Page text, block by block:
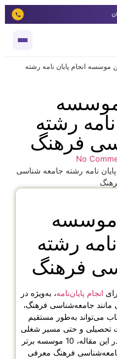
موسسه انجام پایان نامه رشته
موسسه
نامه رشته
فرهنگ
No
موسسه
رشته
فرهنگ
انجام پایان‌نامه، به‌ویژه در
مانند جامعه‌شناسی فرهنگ،
می‌تواند به‌طور مستقیم
تحصیلی و حتی مسیر شغلی
آینده دانشجو تاثیر بگذارد. در این مقاله، 10 موسسه برتر
جامعه‌شناسی فرهنگ معرفی